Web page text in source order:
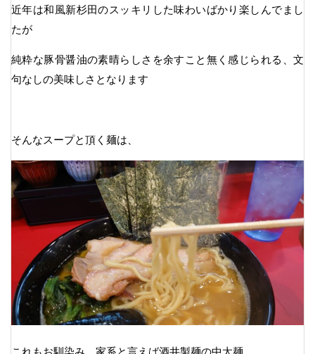
近年は和風新杉田のスッキリした味わいばかり楽しんでまし
たが
純粋な豚骨醤油の素晴らしさを余すこと無く感じられる、文
句なしの美味しさとなります
そんなスープと頂く麺は、
これもお馴染み、家系と言えば酒井製麺の中太麺